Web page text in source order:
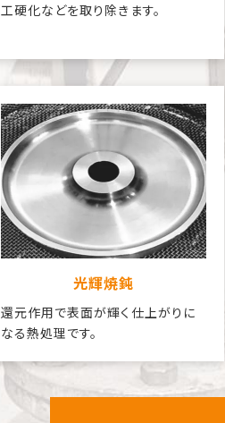
工硬化などを取り除きます。
光輝焼鈍
還元作用で表面が輝く仕上がりに
なる熱処理です。